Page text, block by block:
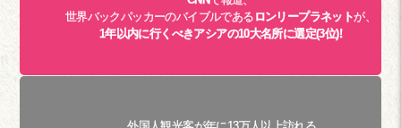
世界バックパッカーのバイブルである ロンリープラネットが、
1年以内に行くべきアシアの10大名所に選定(3位)!